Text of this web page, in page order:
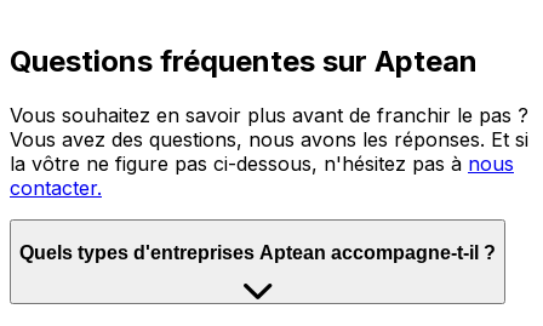
Questions fréquentes sur Aptean
Vous souhaitez en savoir plus avant de franchir le pas ?
Vous avez des questions, nous avons les réponses. Et si
la vôtre ne figure pas ci-dessous, n'hésitez pas à nous
contacter.
Quels types d'entreprises Aptean accompagne-t-il ?